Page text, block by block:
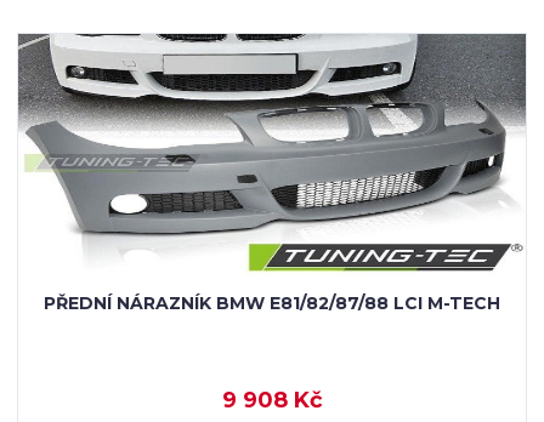
PŘEDNÍ NÁRAZNÍK BMW E81/82/87/88 LCI M-TECH
9 908 Kč